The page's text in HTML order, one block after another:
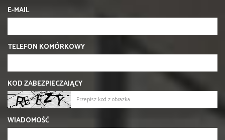
E-MAIL
TELEFON KOMÓRKOWY
KOD ZABEZPIECZAJĄCY
WIADOMOŚĆ